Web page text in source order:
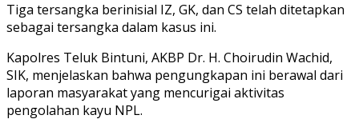
Tiga tersangka berinisial IZ, GK, dan CS telah ditetapkan
sebagai tersangka dalam kasus ini.
Kapolres Teluk Bintuni, AKBP Dr. H. Choirudin Wachid,
SIK, menjelaskan bahwa pengungkapan ini berawal dari
laporan masyarakat yang mencurigai aktivitas
pengolahan kayu NPL.